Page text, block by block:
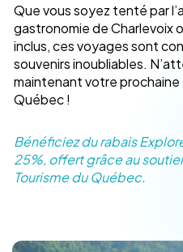
Que vous soyez tenté par
gastronomie de Charlevoix
inclus, ces voyages sont
souvenirs inoubliables.
maintenant votre
Québec !
Bénéficiez du rabais
25%, offert grâce au
Tourisme du Québec.